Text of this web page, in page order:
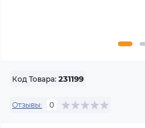
Код Товара: 231199
Отзывы: 0